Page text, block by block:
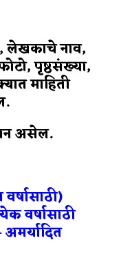
लेखकाचे नाव,
पृष्ठसंख्या,
माहिती
असेल.
वर्षासाठी